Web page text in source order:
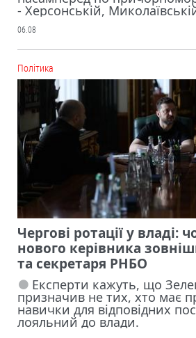
- Херсонській,
06.08
Політика
Чергові ротації у владі:
нового керівника
та секретаря РНБО
Експерти кажуть, що
призначив не тих, хто має
навички для відповідних
лояльний до влади.